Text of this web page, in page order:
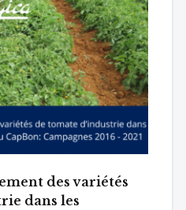
des variétés
dans les